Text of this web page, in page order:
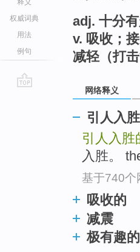
释义
权威词典
用法
例句
adj. 十分
v. 吸收；
减轻（打
网络释义
引人入
引人入胜
入胜。
基于740个
吸收的
减震
极有趣的